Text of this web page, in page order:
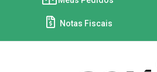
Notas Fiscais